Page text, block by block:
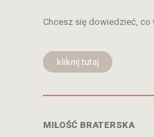
Chcesz się dowiedzieć, co
kliknij tutaj
MIŁOŚĆ BRATERSKA